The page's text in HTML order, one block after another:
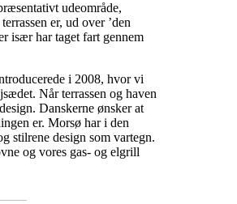
udeområde,
er, ud over ’den
især har taget fart gennem
i 2008, hvor vi
Når terrassen og haven
Danskerne ønsker at
er. Morsø har i den
stilrene design som vartegn.
og vores gas- og elgrill